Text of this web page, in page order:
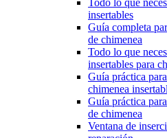
Todo lo que
insertables
Guía completa
de chimenea
Todo lo que
insertables para
Guía práctica
chimenea
Guía práctica
de chimenea
Ventana de